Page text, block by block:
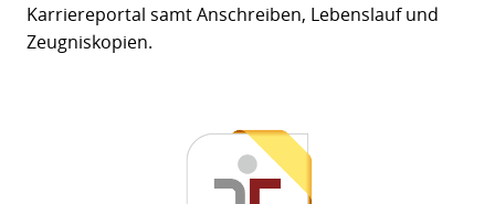
Karriereportal samt Anschreiben, Lebenslauf und
Zeugniskopien.